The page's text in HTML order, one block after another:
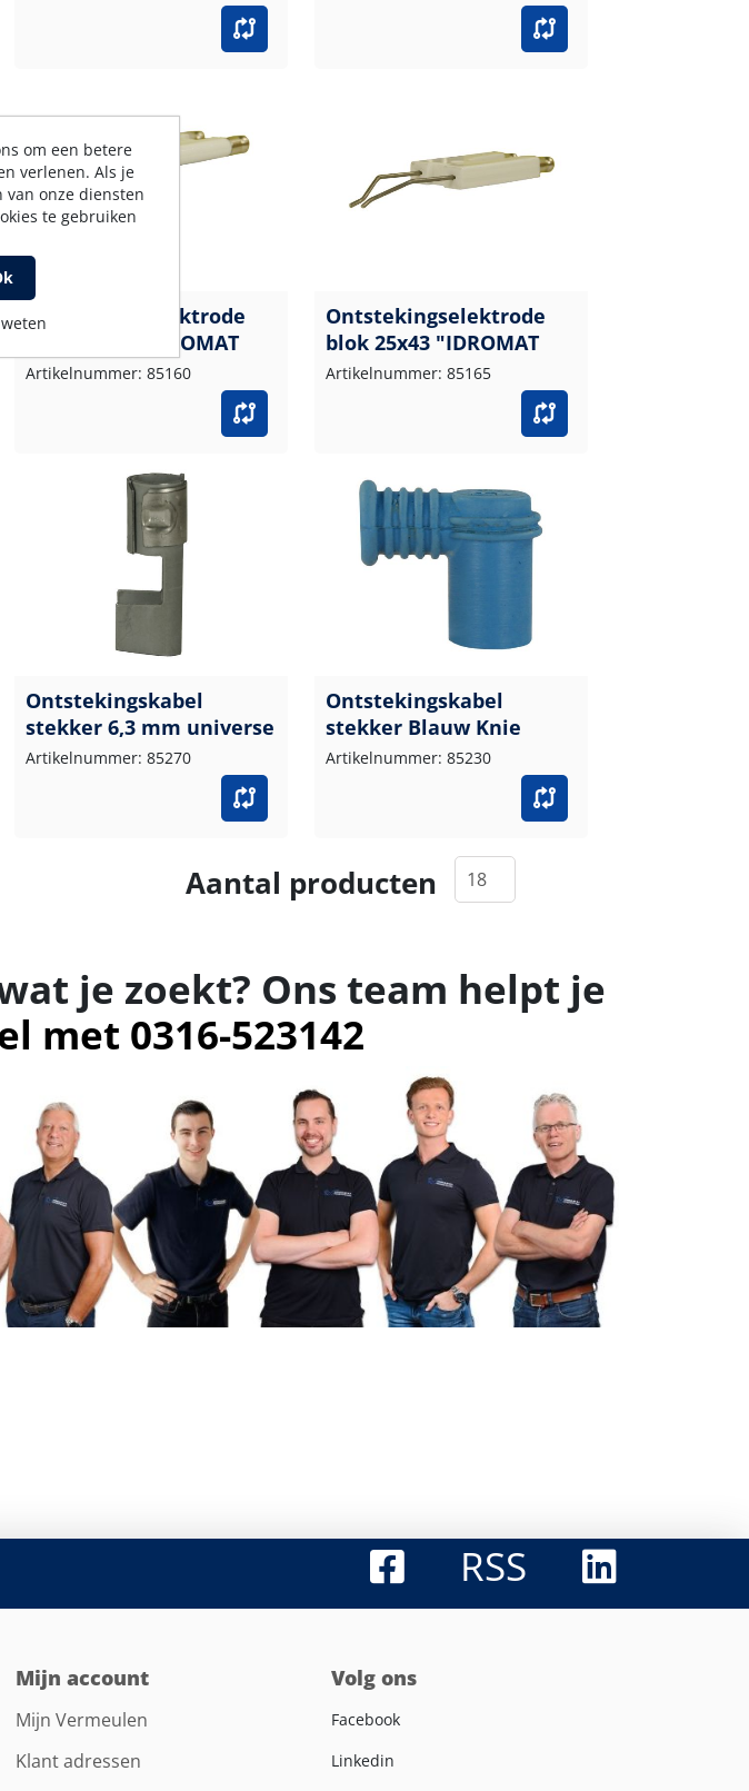
Ontstekingselektrode
blok 25x40 "IDROMAT
Artikelnummer: 85160
Ontstekingselektrode
blok 25x43 "IDROMAT
Artikelnummer: 85165
Ontstekingskabel
stekker 6,3 mm universe
Artikelnummer: 85270
Ontstekingskabel
stekker Blauw Knie
Artikelnummer: 85230
Aantal producten
je zoekt? Ons team helpt je
met 0316-523142
RSS
Mijn account
Mijn Vermeulen
Klant adressen
Volg ons
Facebook
Linkedin
om een betere
verlenen. Als je
onze diensten
te gebruiken